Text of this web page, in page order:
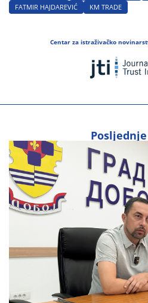
FATMIR HAJDAREVIĆ
KM TRADE
Centar za istraživačko